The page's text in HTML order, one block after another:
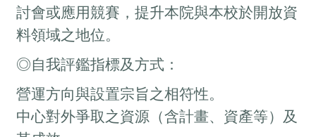
討會或應用競賽，提升本院與本校於開放資
料領域之地位。
◎自我評鑑指標及方式：
營運方向與設置宗旨之相符性。
中心對外爭取之資源（含計畫、資產等）及